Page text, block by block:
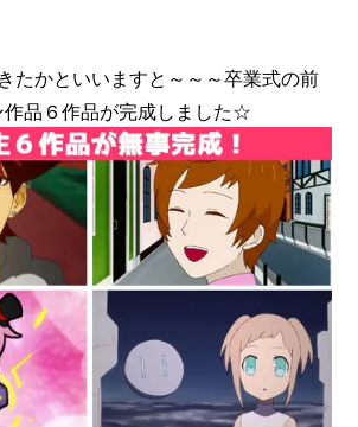
たかといいますと～～～卒業式の前
品６作品が完成しました☆